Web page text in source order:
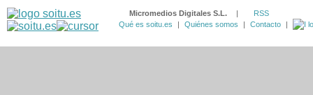
Micromedios Digitales S.L. |
RSS
Qué es soitu.es
| Quiénes somos | Contacto |